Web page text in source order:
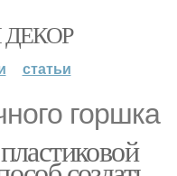
ДЕКОР
статьи
горшка